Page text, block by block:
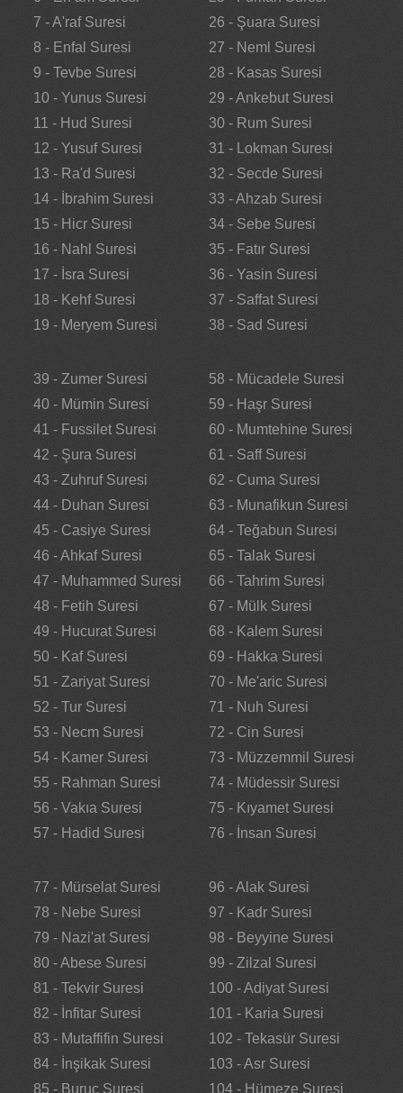
7 - A'raf Suresi
8 - Enfal Suresi
9 - Tevbe Suresi
10 - Yunus Suresi
11 - Hud Suresi
12 - Yusuf Suresi
13 - Ra'd Suresi
14 - İbrahim Suresi
15 - Hicr Suresi
16 - Nahl Suresi
17 - İsra Suresi
18 - Kehf Suresi
19 - Meryem Suresi
26 - Şuara Suresi
27 - Neml Suresi
28 - Kasas Suresi
29 - Ankebut Suresi
30 - Rum Suresi
31 - Lokman Suresi
32 - Secde Suresi
33 - Ahzab Suresi
34 - Sebe Suresi
35 - Fatır Suresi
36 - Yasin Suresi
37 - Saffat Suresi
38 - Sad Suresi
39 - Zumer Suresi
40 - Mümin Suresi
41 - Fussilet Suresi
42 - Şura Suresi
43 - Zuhruf Suresi
44 - Duhan Suresi
45 - Casiye Suresi
46 - Ahkaf Suresi
47 - Muhammed Suresi
48 - Fetih Suresi
49 - Hucurat Suresi
50 - Kaf Suresi
51 - Zariyat Suresi
52 - Tur Suresi
53 - Necm Suresi
54 - Kamer Suresi
55 - Rahman Suresi
56 - Vakıa Suresi
57 - Hadid Suresi
58 - Mücadele Suresi
59 - Haşr Suresi
60 - Mumtehine Suresi
61 - Saff Suresi
62 - Cuma Suresi
63 - Munafikun Suresi
64 - Teğabun Suresi
65 - Talak Suresi
66 - Tahrim Suresi
67 - Mülk Suresi
68 - Kalem Suresi
69 - Hakka Suresi
70 - Me'aric Suresi
71 - Nuh Suresi
72 - Cin Suresi
73 - Müzzemmil Suresi
74 - Müdessir Suresi
75 - Kıyamet Suresi
76 - İnsan Suresi
77 - Mürselat Suresi
78 - Nebe Suresi
79 - Nazi'at Suresi
80 - Abese Suresi
81 - Tekvir Suresi
82 - İnfitar Suresi
83 - Mutaffifin Suresi
84 - İnşikak Suresi
85 - Buruc Suresi
96 - Alak Suresi
97 - Kadr Suresi
98 - Beyyine Suresi
99 - Zilzal Suresi
100 - Adiyat Suresi
101 - Karia Suresi
102 - Tekasür Suresi
103 - Asr Suresi
104 - Hümeze Suresi